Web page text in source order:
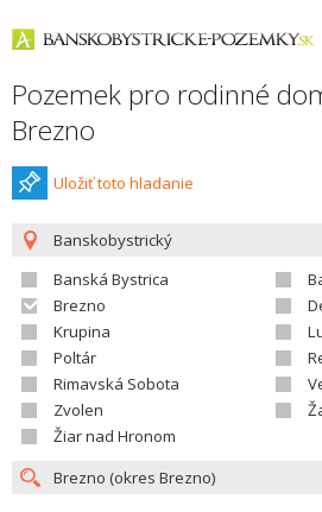
Pozemek pro rodinné
Brezno
Uložiť toto hladanie
Banskobystrický
Banská Bystrica
Brezno
Krupina
Poltár
Rimavská Sobota
Zvolen
Žiar nad Hronom